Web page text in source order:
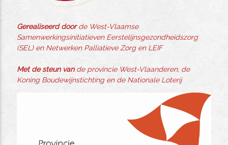
Gerealiseerd doorde West-Vlaamse
Samenwerkingsinitiatieven Eerstelijnsgezondheidszorg
(SEL) en Netwerken Palliatieve Zorg en LEIF
Met de steun vande provincie West-Vlaanderen, de
Koning Boudewijnstichting en de Nationale Loterij